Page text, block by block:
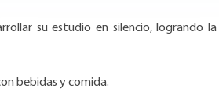
su estudio en silencio, logrando
bebidas y comida.